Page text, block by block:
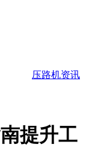
压路机资讯
提升工